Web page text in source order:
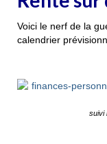
Voici le nerf de la
calendrier
suivi